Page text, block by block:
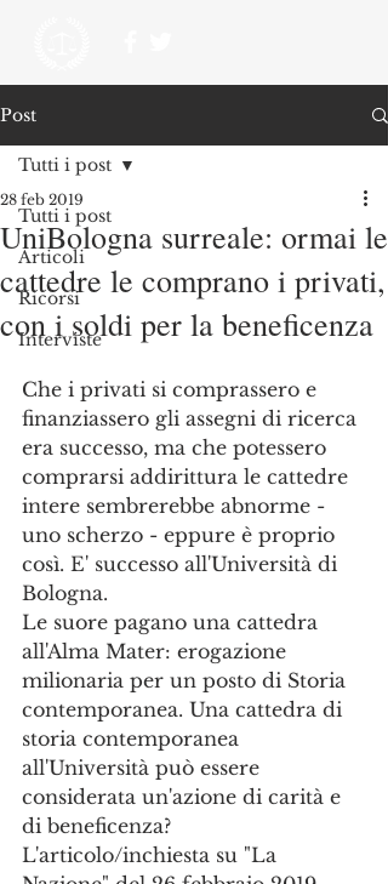
Post
Tutti i post
Articoli
Ricorsi
Interviste
Tutti i post
UniBologna surreale: ormai le
cattedre le comprano i privati,
con i soldi per la beneficenza
28 feb 2019
Che i privati si comprassero e
finanziassero gli assegni di ricerca
era successo, ma che potessero
comprarsi addirittura le cattedre
intere sembrerebbe abnorme -
uno scherzo - eppure è proprio
così. E' successo all'Università di
Bologna.
Le suore pagano una cattedra
all'Alma Mater: erogazione
milionaria per un posto di Storia
contemporanea. Una cattedra di
storia contemporanea
all'Università può essere
considerata un'azione di carità e
di beneficenza?
L'articolo/inchiesta su "La